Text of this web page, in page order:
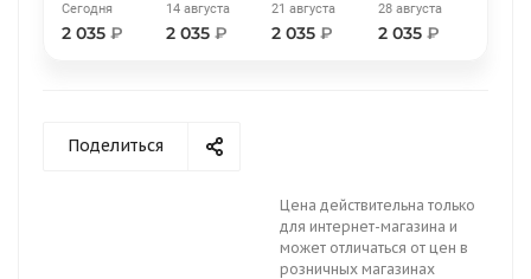
Сегодня
2 035 ₽
14 августа
2 035 ₽
21 августа
2 035 ₽
28 августа
2 035 ₽
Поделиться
Цена действительна только
для интернет-магазина и
может отличаться от цен в
розничных магазинах